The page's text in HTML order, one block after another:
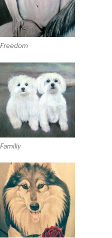
Freedom
Familly